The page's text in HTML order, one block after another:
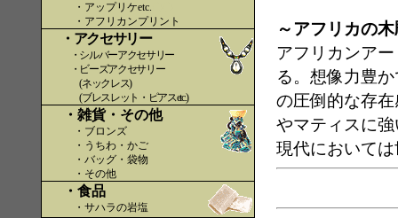
・アップリケetc.
・アフリカンプリント
・アクセサリー
・シルバーアクセサリー
・ビーズアクセサリー
(ネックレス)
(ブレスレット・ピアスetc.)
・雑貨・その他
・ブロンズ
・うちわ・かご
・バッグ・袋物
・その他
・食品
・サハラの岩塩
～アフリカの
アフリカンア
る。想像力豊
の圧倒的な存
やマティスに
現代において